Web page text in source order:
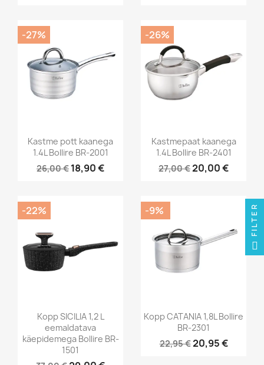
Kastme pott kaanega
1.4L Bollire BR-2001
26,00 € 18,90 €
-27%
Kastmepaat kaanega
1.4L Bollire BR-2401
27,00 €20,00 €
-26%
Kopp SICILIA 1,2 L
eemaldatava
käepidemega Bollire BR-
1501
-22%
Kopp CATANIA 1,8L Bollire
BR-2301
22,95 €20,95 €
-9% FILTER